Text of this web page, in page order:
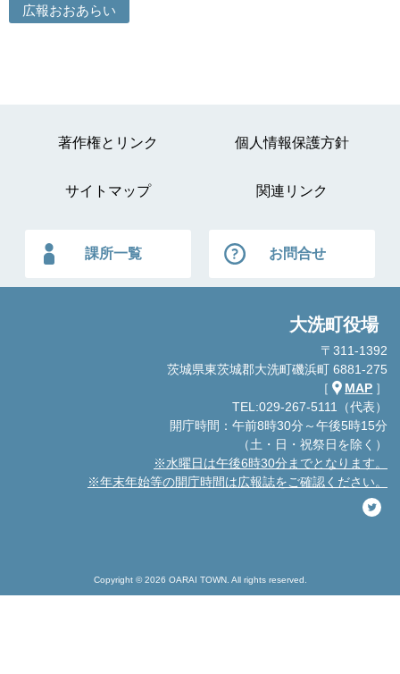
広報おおあらい
著作権とリンク 個人情報保護方針
サイトマップ 関連リンク
課所一覧 お問合せ
大洗町役場
〒311-1392
茨城県東茨城郡大洗町磯浜町 6881-275
［
MAP ］
TEL:029-267-5111（代表）
開庁時間：午前8時30分～午後5時15分
（土・日・祝祭日を除く）
※水曜日は午後6時30分までとなります。
※年末年始等の開庁時間は広報誌をご確認ください。
Copyright © 2026 OARAI TOWN. All rights reserved.